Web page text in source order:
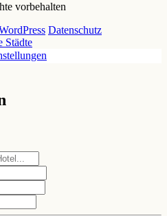
vorbehalten
Datenschutz
Städte